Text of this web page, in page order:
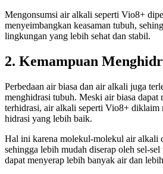
Mengonsumsi air alkali seperti Vio8+
menyeimbangkan keasaman tubuh,
lingkungan yang lebih sehat dan stabil.
2. Kemampuan
Perbedaan air biasa dan air alkali juga
menghidrasi tubuh. Meski air biasa dapat
terhidrasi, air alkali seperti Vio8+ diklaim
hidrasi yang lebih baik.
Hal ini karena molekul-molekul air alkali
sehingga lebih mudah diserap oleh sel-
dapat menyerap lebih banyak air dan